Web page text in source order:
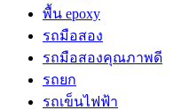
พื้น epoxy
รถมือสอง
รถมือสองคุณภาพดี
รถยก
รถเข็นไฟฟ้า